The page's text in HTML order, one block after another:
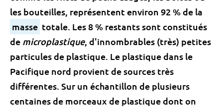
les bouteilles, représentent environ 92 % de la
masse totale. Les 8 % restants sont constitués
de microplastique, d'innombrables (très) petites
particules de plastique. Le plastique dans le
Pacifique nord provient de sources très
différentes. Sur un échantillon de plusieurs
centaines de morceaux de plastique dont on